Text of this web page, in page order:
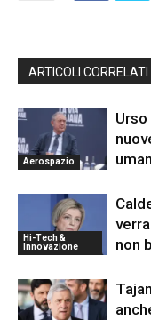
ARTICOLI CORRELATI
Aerospazio
Hi-Tech &
Innovazione
non